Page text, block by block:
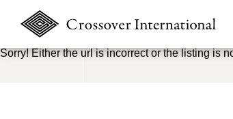
Sorry! Either the url is incorrect or the listing is